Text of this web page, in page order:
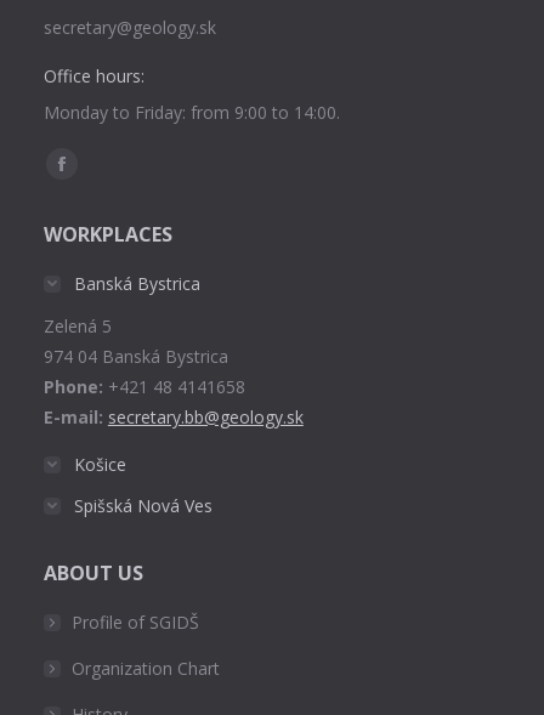
secretary@geology.sk
Office hours:
Monday to Friday: from 9:00 to 14:00.
Find us on:
Facebook
opens
window
WORKPLACES
Banská Bystrica
Zelená 5
974 04 Banská Bystrica
Phone: +421 48 4141658
E-mail: secretary.bb@geology.sk
Košice
Spišská Nová Ves
ABOUT US
Profile of SGIDŠ
Organization Chart